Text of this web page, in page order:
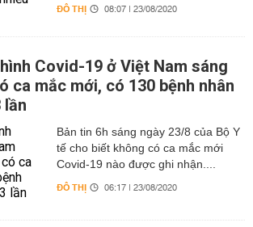
ĐÔ THỊ 08:07 | 23/08/2020
Covid-19 ở Việt Nam sáng
ca mắc mới, có 130 bệnh nhân
lần
Bản tin 6h sáng ngày 23/8 của Bộ Y
tế cho biết không có ca mắc mới
Covid-19 nào được ghi nhận....
ĐÔ THỊ 06:17 | 23/08/2020